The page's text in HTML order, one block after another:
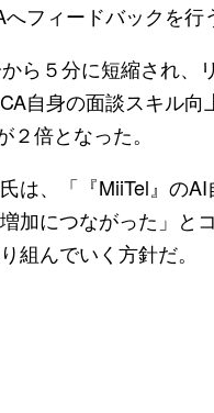
フィードバックを行
ら５分に短縮され、
自身の面談スキル
倍となった。
は、「『MiiTel』の
加につながった」と
組んでいく方針だ。